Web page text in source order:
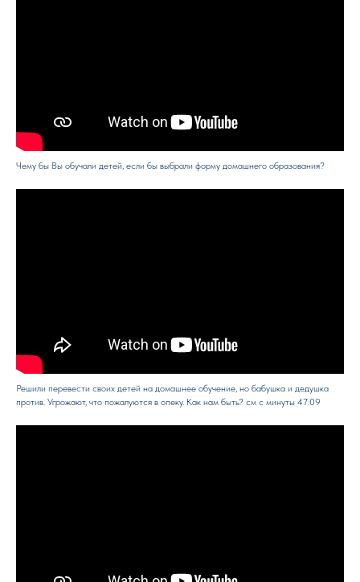
Чему бы Вы обучали детей, если бы выбрали форму домашнего образования?
Решили перевести своих детей на домашнее обучение, но бабушка и дедушка
против. Угрожают, что пожалуются в опеку. Как нам быть? см с минуты 47:09